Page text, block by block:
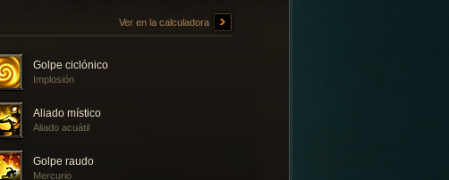
Ver en la calculadora
Golpe ciclónico
Implosión
Aliado místico
Aliado acuátil
Golpe raudo
Mercurio